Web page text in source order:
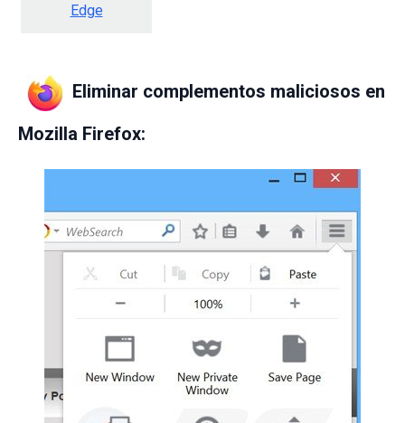
Edge
Eliminar complementos maliciosos en
Mozilla Firefox: